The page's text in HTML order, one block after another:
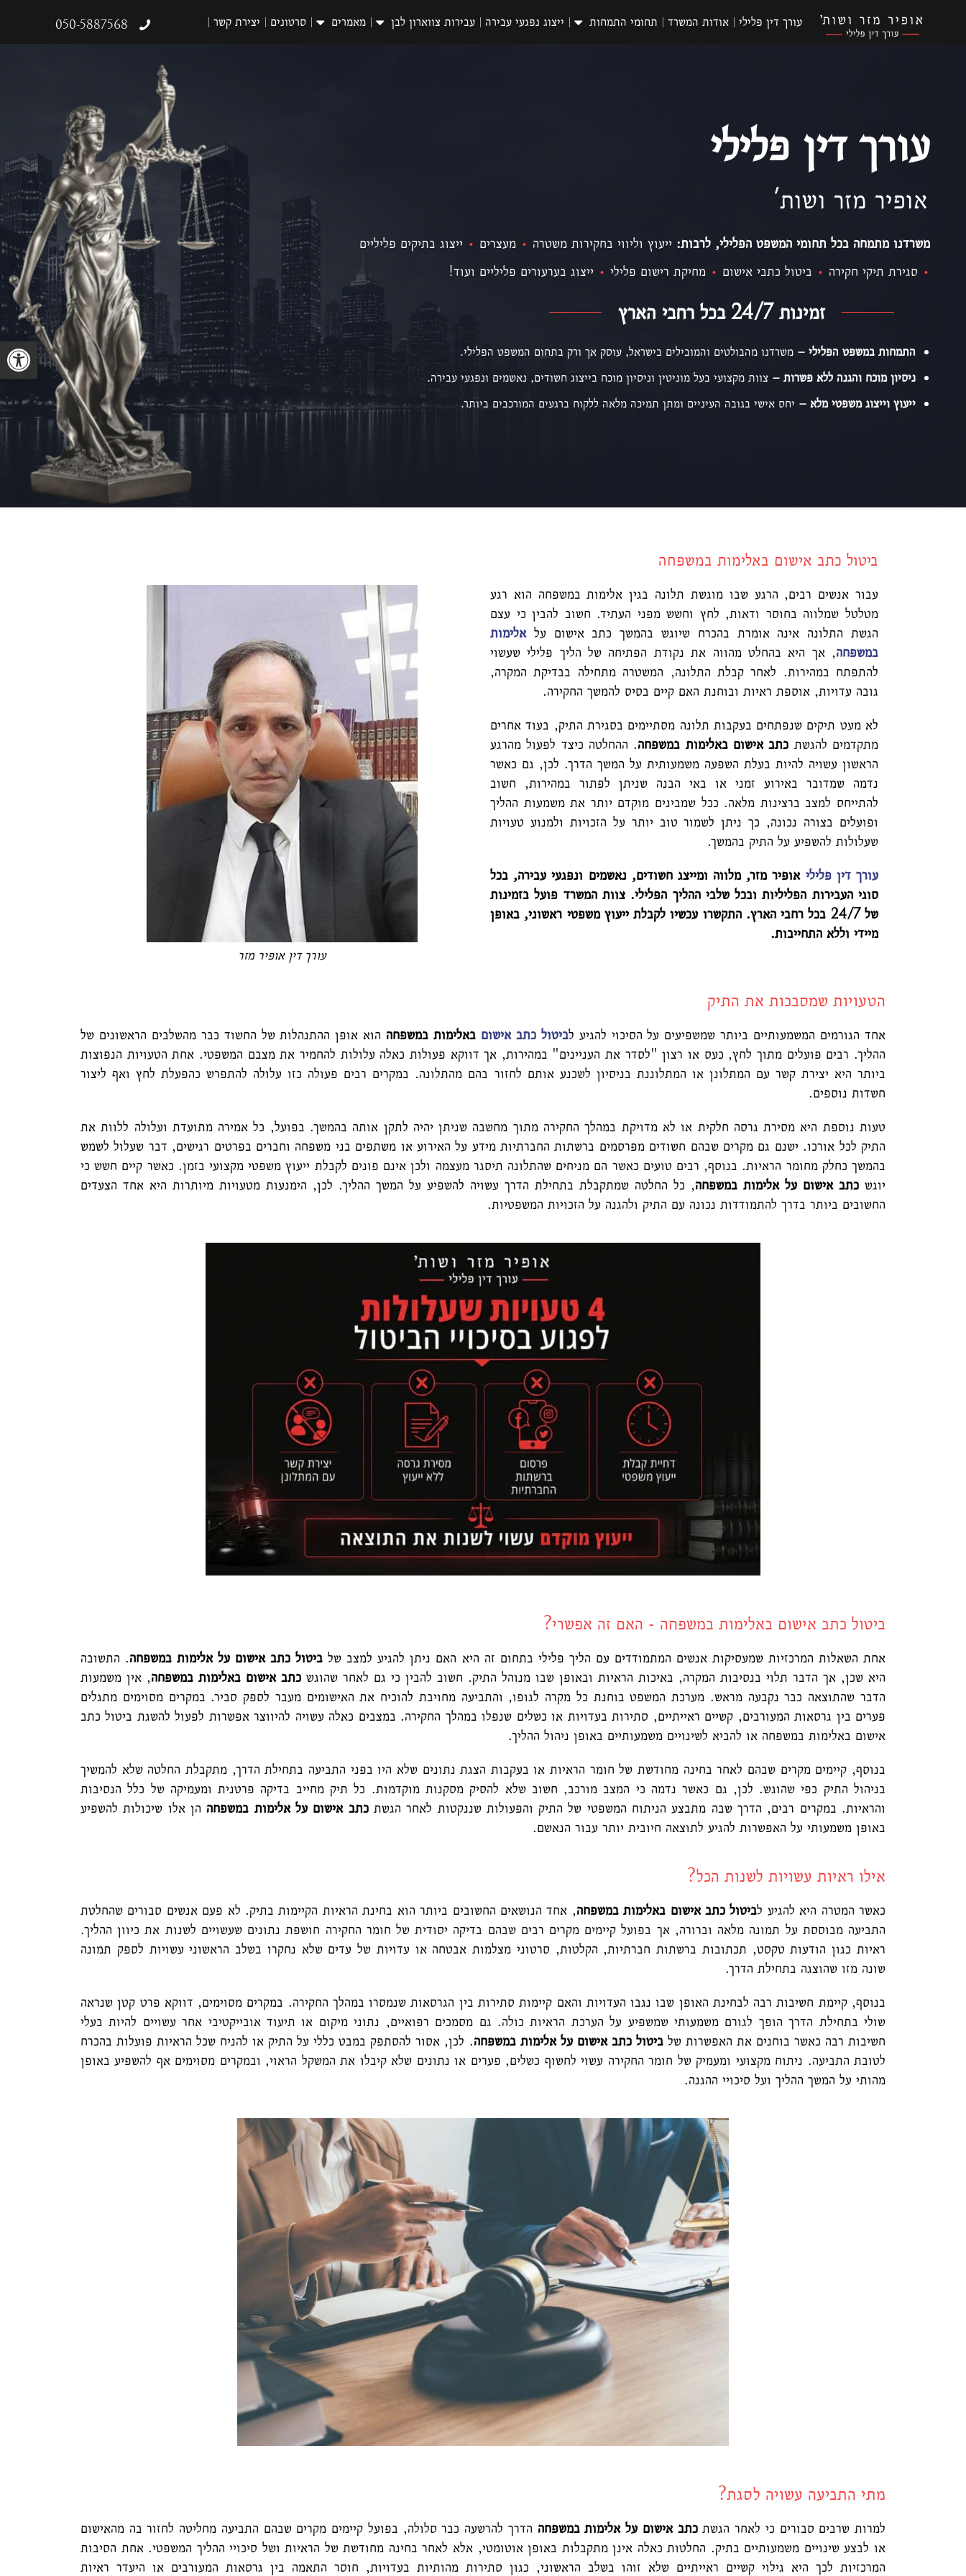
עורך דין פלילי אודות המשרד תחומי התמחות ייצוג נפגעי עבירה עבירות צווארון לבן מאמרים סרטונים יצירת קשר 050-5887568
עורך דין פלילי
אופיר מזר ושות'
משרדנו מתמחה בכל תחומי המשפט הפלילי, לרבות: ייעוץ וליווי בחקירות משטרה • מעצרים • ייצוג בתיקים פליליים
• סגירת תיקי חקירה • ביטול כתבי אישום • מחיקת רישום פלילי • ייצוג בערעורים פליליים ועוד!
זמינות 24/7 בכל רחבי הארץ
התמחות במשפט הפלילי – משרדנו מהבולטים והמובילים בישראל, עוסק אך ורק בתחום המשפט הפלילי.
ניסיון מוכח והגנה ללא פשרות – צוות מקצועי בעל מוניטין וניסיון מוכח בייצוג חשודים, נאשמים ונפגעי עבירה.
ייעוץ וייצוג משפטי מלא – יחס אישי בגובה העיניים ומתן תמיכה מלאה ללקוח ברגעים המורכבים ביותר.
ביטול כתב אישום באלימות במשפחה
עבור אנשים רבים, הרגע שבו מוגשת תלונה בגין אלימות במשפחה הוא רגע
מטלטל שמלווה בחוסר ודאות, לחץ וחשש מפני העתיד. חשוב להבין כי עצם
הגשת התלונה אינה אומרת בהכרח שיוגש בהמשך כתב אישום עלאלימות
במשפחה, אך היא בהחלט מהווה את נקודת הפתיחה של הליך פלילי שעשוי
להתפתח במהירות. לאחר קבלת התלונה, המשטרה מתחילה בבדיקת המקרה,
גובה עדויות, אוספת ראיות ובוחנת האם קיים בסיס להמשך החקירה.
לא מעט תיקים שנפתחים בעקבות תלונה מסתיימים בסגירת התיק, בעוד אחרים
מתקדמים להגשת כתב אישום באלימות במשפחה. ההחלטה כיצד לפעול מהרגע
הראשון עשויה להיות בעלת השפעה משמעותית על המשך הדרך. לכן, גם כאשר
נדמה שמדובר באירוע זמני או באי הבנה שניתן לפתור במהירות, חשוב
להתייחס למצב ברצינות מלאה. ככל שמבינים מוקדם יותר את משמעות ההליך
ופועלים בצורה נכונה, כך ניתן לשמור טוב יותר על הזכויות ולמנוע טעויות
שעלולות להשפיע על התיק בהמשך.
עורך דין פלילי אופיר מזר, מלווה ומייצג חשודים, נאשמים ונפגעי עבירה, בכל
סוגי העבירות הפליליות ובכל שלבי ההליך הפלילי. צוות המשרד פועל בזמינות
של 24/7 בכל רחבי הארץ. התקשרו עכשיו לקבלת ייעוץ משפטי ראשוני, באופן
מיידי וללא התחייבות.
עורך דין אופיר מזר
הטעויות שמסבכות את התיק
אחד הגורמים המשמעותיים ביותר שמשפיעים על הסיכוי להגיע לביטול כתב אישום באלימות במשפחההוא אופן ההתנהלות של החשוד כבר מהשלבים הראשונים של
ההליך. רבים פועלים מתוך לחץ, כעס או רצון "לסדר את העניינים" במהירות, אך דווקא פעולות כאלה עלולות להחמיר את מצבם המשפטי. אחת הטעויות הנפוצות
ביותר היא יצירת קשר עם המתלונן או המתלוננת בניסיון לשכנע אותם לחזור בהם מהתלונה. במקרים רבים פעולה כזו עלולה להתפרש כהפעלת לחץ ואף ליצור
חשדות נוספים.
טעות נוספת היא מסירת גרסה חלקית או לא מדויקת במהלך החקירה מתוך מחשבה שניתן יהיה לתקן אותה בהמשך. בפועל, כל אמירה מתועדת ועלולה ללוות את
התיק לכל אורכו. ישנם גם מקרים שבהם חשודים מפרסמים ברשתות החברתיות מידע על האירוע או משתפים בני משפחה וחברים בפרטים רגישים, דבר שעלול לשמש
בהמשך כחלק מחומר הראיות. בנוסף, רבים טועים כאשר הם מניחים שהתלונה תיסגר מעצמה ולכן אינם פונים לקבלת ייעוץ משפטי מקצועי בזמן. כאשר קיים חשש כי
יוגש כתב אישום על אלימות במשפחה, כל החלטה שמתקבלת בתחילת הדרך עשויה להשפיע על המשך ההליך. לכן, הימנעות מטעויות מיותרות היא אחד הצעדים
החשובים ביותר בדרך להתמודדות נכונה עם התיק ולהגנה על הזכויות המשפטיות.
ביטול כתב אישום באלימות במשפחה - האם זה אפשרי?
אחת השאלות המרכזיות שמעסיקות אנשים המתמודדים עם הליך פלילי בתחום זה היא האם ניתן להגיע למצב של ביטול כתב אישום על אלימות במשפחה. התשובה
היא שכן, אך הדבר תלוי בנסיבות המקרה, באיכות הראיות ובאופן שבו מנוהל התיק. חשוב להבין כי גם לאחר שהוגש כתב אישום באלימות במשפחה, אין משמעות
הדבר שהתוצאה כבר נקבעה מראש. מערכת המשפט בוחנת כל מקרה לגופו, והתביעה מחויבת להוכיח את האישומים מעבר לספק סביר. במקרים מסוימים מתגלים
פערים בין גרסאות המעורבים, קשיים ראייתיים, סתירות בעדויות או כשלים שנפלו במהלך החקירה. במצבים כאלה עשויה להיווצר אפשרות לפעול להשגת ביטול כתב
אישום באלימות במשפחה או להביא לשינויים משמעותיים באופן ניהול ההליך.
בנוסף, קיימים מקרים שבהם לאחר בחינה מחודשת של חומר הראיות או בעקבות הצגת נתונים שלא היו בפני התביעה בתחילת הדרך, מתקבלת החלטה שלא להמשיך
בניהול התיק כפי שהוגש. לכן, גם כאשר נדמה כי המצב מורכב, חשוב שלא להסיק מסקנות מוקדמות. כל תיק מחייב בדיקה פרטנית ומעמיקה של כלל הנסיבות
והראיות. במקרים רבים, הדרך שבה מתבצע הניתוח המשפטי של התיק והפעולות שננקטות לאחר הגשתכתב אישום על אלימות במשפחההן אלו שיכולות להשפיע
באופן משמעותי על האפשרות להגיע לתוצאה חיובית יותר עבור הנאשם.
אילו ראיות עשויות לשנות הכל?
כאשר המטרה היא להגיע לביטול כתב אישום באלימות במשפחה, אחד הנושאים החשובים ביותר הוא בחינת הראיות הקיימות בתיק. לא פעם אנשים סבורים שהחלטת
התביעה מבוססת על תמונה מלאה וברורה, אך בפועל קיימים מקרים רבים שבהם בדיקה יסודית של חומר החקירה חושפת נתונים שעשויים לשנות את כיוון ההליך.
ראיות כגון הודעות טקסט, תכתובות ברשתות חברתיות, הקלטות, סרטוני מצלמות אבטחה או עדויות של עדים שלא נחקרו בשלב הראשוני עשויות לספק תמונה
שונה מזו שהוצגה בתחילת הדרך.
בנוסף, קיימת חשיבות רבה לבחינת האופן שבו נגבו העדויות והאם קיימות סתירות בין הגרסאות שנמסרו במהלך החקירה. במקרים מסוימים, דווקא פרט קטן שנראה
שולי בתחילת הדרך הופך לגורם משמעותי שמשפיע על הערכת הראיות כולה. גם מסמכים רפואיים, נתוני מיקום או תיעוד אובייקטיבי אחר עשויים להיות בעלי
חשיבות רבה כאשר בוחנים את האפשרות שלביטול כתב אישום על אלימות במשפחה. לכן, אסור להסתפק במבט כללי על התיק או להניח שכל הראיות פועלות בהכרח
לטובת התביעה. ניתוח מקצועי ומעמיק של חומר החקירה עשוי לחשוף כשלים, פערים או נתונים שלא קיבלו את המשקל הראוי, ובמקרים מסוימים אף להשפיע באופן
מהותי על המשך ההליך ועל סיכויי ההגנה.
מתי התביעה עשויה לסגת?
למרות שרבים סבורים כי לאחר הגשתכתב אישום על אלימות במשפחה הדרך להרשעה כבר סלולה, בפועל קיימים מקרים שבהם התביעה מחליטה לחזור בה מהאישום
או לבצע שינויים משמעותיים בתיק. החלטות כאלה אינן מתקבלות באופן אוטומטי, אלא לאחר בחינה מחודשת של הראיות ושל סיכויי ההליך המשפטי. אחת הסיבות
המרכזיות לכך היא גילוי קשיים ראייתיים שלא זוהו בשלב הראשוני, כגון סתירות מהותיות בעדויות, חוסר התאמה בין גרסאות המעורבים או היעדר ראיות
פתח סרגל נגישות